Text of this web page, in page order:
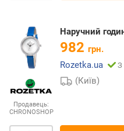
Продавець:
CHRONOSHOP
Наручний
982 грн.
Rozetka.ua
З
(Київ)